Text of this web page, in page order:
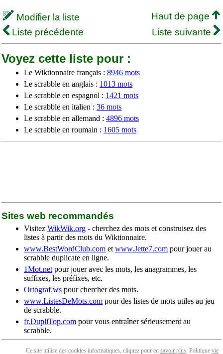
Modifier la liste
Haut de page
Liste précédente
Liste suivante
Voyez cette liste pour :
Le Wiktionnaire français : 8946 mots
Le scrabble en anglais : 1013 mots
Le scrabble en espagnol : 1421 mots
Le scrabble en italien : 36 mots
Le scrabble en allemand : 4896 mots
Le scrabble en roumain : 1605 mots
Sites web recommandés
Visitez WikWik.org - cherchez des mots et construisez des
listes à partir des mots du Wiktionnaire.
www.BestWordClub.com et www.Jette7.com pour jouer au
scrabble duplicate en ligne.
1Mot.net pour jouer avec les mots, les anagrammes, les
suffixes, les préfixes, etc.
Ortograf.ws pour chercher des mots.
www.ListesDeMots.com pour des listes de mots utiles au jeu
de scrabble.
fr.DupliTop.com pour vous entraîner sérieusement au
scrabble.
Ce site utilise des cookies informatiques, cliquez pour en savoir plus. Politique vie